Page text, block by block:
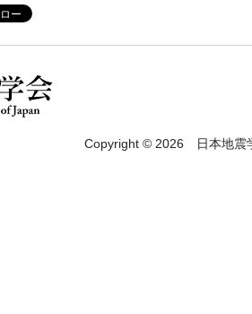
Copyright © 2026 日本地震